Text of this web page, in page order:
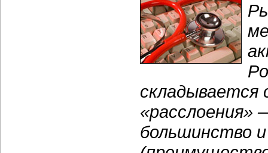
складывается
«расслоения»
большинство